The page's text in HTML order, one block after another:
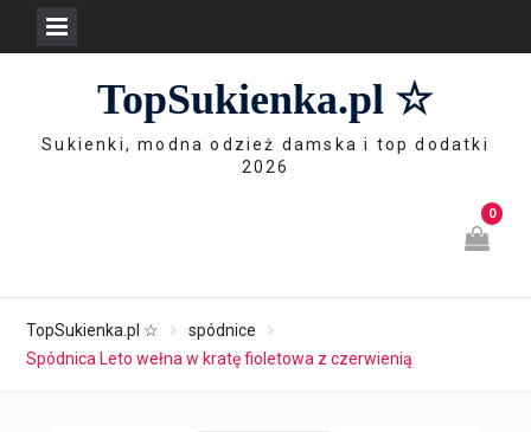
TopSukienka.pl ☆
Sukienki, modna odzież damska i top dodatki
2026
0
TopSukienka.pl ☆
spódnice
Spódnica Leto wełna w kratę fioletowa z czerwienią